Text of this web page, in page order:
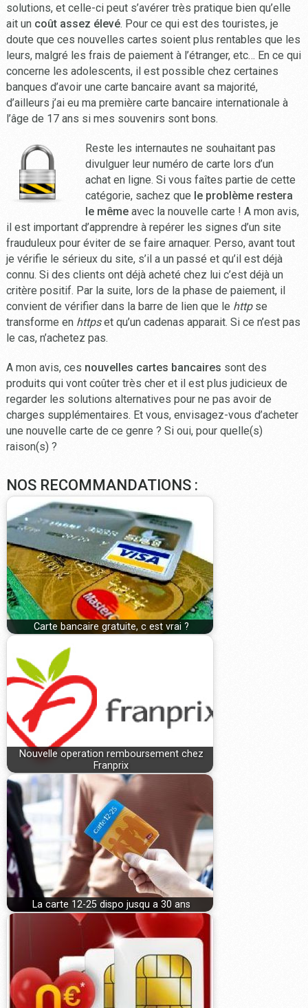
solutions, et celle-ci peut s’avérer très pratique bien qu’elle
ait un coût assez élevé. Pour ce qui est des touristes, je
doute que ces nouvelles cartes soient plus rentables que les
leurs, malgré les frais de paiement à l’étranger, etc… En ce qui
concerne les adolescents, il est possible chez certaines
banques d’avoir une carte bancaire avant sa majorité,
d’ailleurs j’ai eu ma première carte bancaire internationale à
l’âge de 17 ans si mes souvenirs sont bons.
Reste les internautes ne souhaitant pas
divulguer leur numéro de carte lors d’un
achat en ligne. Si vous faîtes partie de cette
catégorie, sachez que le problème restera
le même avec la nouvelle carte ! A mon avis,
il est important d’apprendre à repérer les signes d’un site
frauduleux pour éviter de se faire arnaquer. Perso, avant tout
je vérifie le sérieux du site, s’il a un passé et qu’il est déjà
connu. Si des clients ont déjà acheté chez lui c’est déjà un
critère positif. Par la suite, lors de la phase de paiement, il
convient de vérifier dans la barre de lien que le httpse
transforme en httpset qu’un cadenas apparait. Si ce n’est pas
le cas, n’achetez pas.
A mon avis, ces nouvelles cartes bancaires sont des
produits qui vont coûter très cher et il est plus judicieux de
regarder les solutions alternatives pour ne pas avoir de
charges supplémentaires. Et vous, envisagez-vous d’acheter
une nouvelle carte de ce genre ? Si oui, pour quelle(s)
raison(s) ?
NOS RECOMMANDATIONS :
Carte bancaire gratuite, c est vrai ?
Nouvelle operation remboursement chez
Franprix
La carte 12-25 dispo jusqu a 30 ans